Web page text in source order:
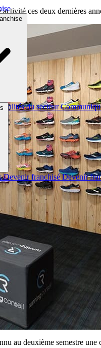
du secteur
Devenir franchisé Devenir
ces deux dernières
au deuxième semestre